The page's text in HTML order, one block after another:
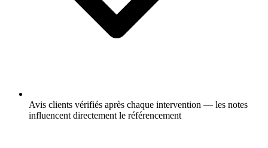
Avis clients vérifiés après chaque intervention — les notes
influencent directement le référencement